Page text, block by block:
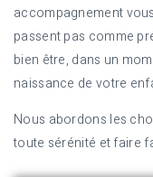
accompagnement
passent pas comme
bien être, dans un
naissance de votre
Nous abordons les
toute sérénité et faire